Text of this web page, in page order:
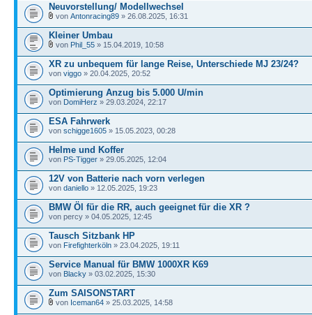
Neuvorstellung/ Modellwechsel
von Antonracing89 » 26.08.2025, 16:31
Kleiner Umbau
von Phil_55 » 15.04.2019, 10:58
XR zu unbequem für lange Reise, Unterschiede MJ 23/24?
von viggo » 20.04.2025, 20:52
Optimierung Anzug bis 5.000 U/min
von DomiHerz » 29.03.2024, 22:17
ESA Fahrwerk
von schigge1605 » 15.05.2023, 00:28
Helme und Koffer
von PS-Tigger » 29.05.2025, 12:04
12V von Batterie nach vorn verlegen
von daniello » 12.05.2025, 19:23
BMW Öl für die RR, auch geeignet für die XR ?
von percy » 04.05.2025, 12:45
Tausch Sitzbank HP
von Firefighterköln » 23.04.2025, 19:11
Service Manual für BMW 1000XR K69
von Blacky » 03.02.2025, 15:30
Zum SAISONSTART
von Iceman64 » 25.03.2025, 14:58